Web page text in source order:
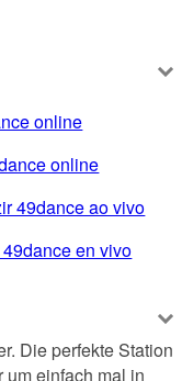
online
online
49dance ao vivo
en vivo
Die perfekte Station
um einfach mal in